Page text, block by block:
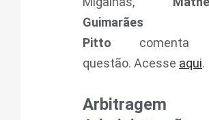
Guimarães
Pitto comenta
questão. Acesse aqui.
Arbitragem